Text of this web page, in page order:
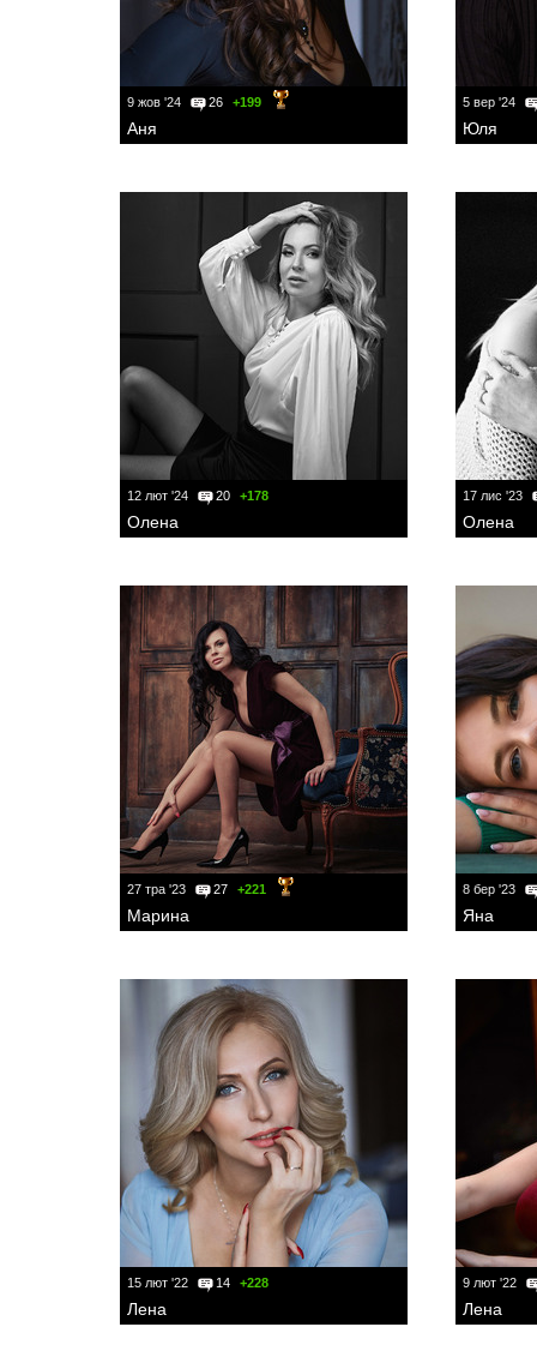
9 жов '24 26 +199
Аня
5 вер '24
Юля
12 лют '24 20 +178
Олена
17 лис '23
Олена
27 тра '23 27 +221
Марина
8 бер '23
Яна
15 лют '22 14 +228
Лена
9 лют '22
Лена